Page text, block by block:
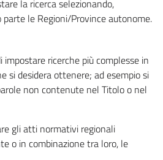
la ricerca selezionando,
le Regioni/Province autonome.
ricerche più complesse in
si desidera ottenere; ad esempio si
non contenute nel Titolo o nel
gli atti normativi regionali
o in combinazione tra loro, le